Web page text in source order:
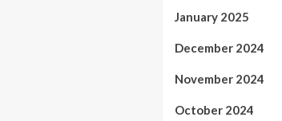
January 2025
December 2024
November 2024
October 2024